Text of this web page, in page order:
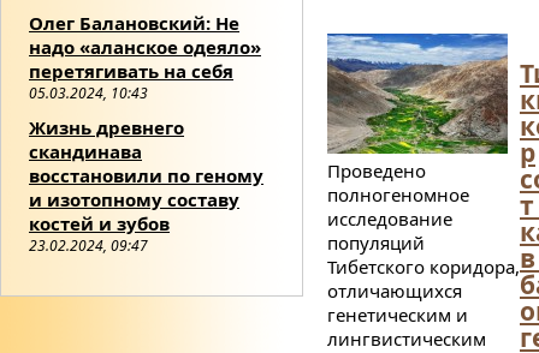
Олег Балановский: Не
надо «аланское одеяло»
перетягивать на себя
05.03.2024, 10:43
Жизнь древнего
скандинава
восстановили по геному
и изотопному составу
костей и зубов
23.02.2024, 09:47
р
Проведено
полногеномное
исследование
популяций
Тибетского коридора,
отличающихся
генетическим и
лингвистическим